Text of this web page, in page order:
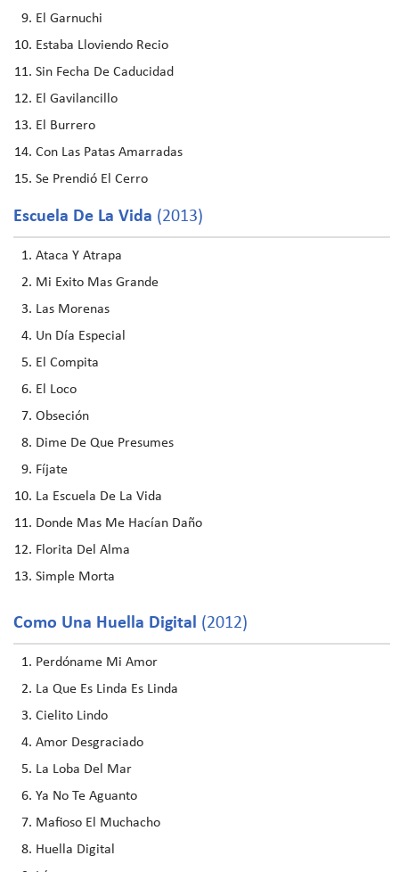
El Garnuchi
Estaba Lloviendo Recio
Sin Fecha De Caducidad
El Gavilancillo
El Burrero
Con Las Patas Amarradas
Se Prendió El Cerro
Escuela De La Vida (2013)
Ataca Y Atrapa
Mi Exito Mas Grande
Las Morenas
Un Día Especial
El Compita
El Loco
Obseción
Dime De Que Presumes
Fíjate
La Escuela De La Vida
Donde Mas Me Hacían Daño
Florita Del Alma
Simple Morta
Como Una Huella Digital (2012)
Perdóname Mi Amor
La Que Es Linda Es Linda
Cielito Lindo
Amor Desgraciado
La Loba Del Mar
Ya No Te Aguanto
Mafioso El Muchacho
Huella Digital